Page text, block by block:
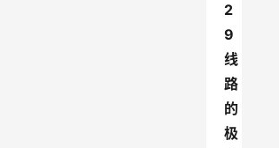
2
9
线
路
的
极